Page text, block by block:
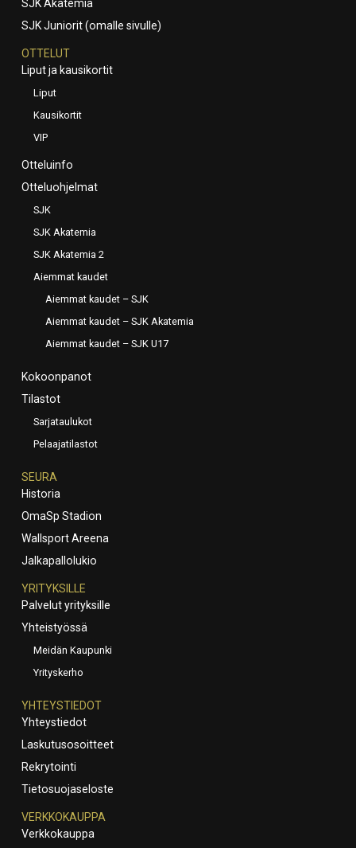
SJK Akatemia
SJK Juniorit (omalle sivulle)
OTTELUT
Liput ja kausikortit
Liput
Kausikortit
VIP
Otteluinfo
Otteluohjelmat
SJK
SJK Akatemia
SJK Akatemia 2
Aiemmat kaudet
Aiemmat kaudet – SJK
Aiemmat kaudet – SJK Akatemia
Aiemmat kaudet – SJK U17
Kokoonpanot
Tilastot
Sarjataulukot
Pelaajatilastot
SEURA
Historia
OmaSp Stadion
Wallsport Areena
Jalkapallolukio
YRITYKSILLE
Palvelut yrityksille
Yhteistyössä
Meidän Kaupunki
Yrityskerho
YHTEYSTIEDOT
Yhteystiedot
Laskutusosoitteet
Rekrytointi
Tietosuojaseloste
VERKKOKAUPPA
Verkkokauppa